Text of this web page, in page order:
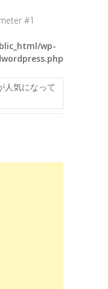
#1
wp-
人気になって